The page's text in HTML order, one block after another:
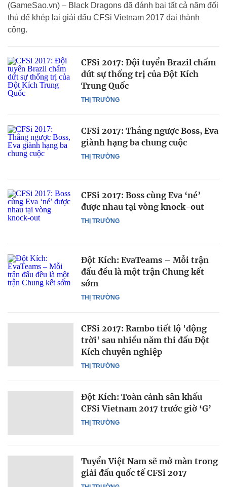
(GameSao.vn) – Black Dragons đã đánh bại tất cả năm đối
thủ để khép lại giải đấu CFSi Vietnam 2017 đại thành
công.
THỊ TRƯỜNG
CFSi 2017: Đội tuyển Brazil chấm
dứt sự thống trị của Đột Kích
Trung Quốc
THỊ TRƯỜNG
CFSi 2017: Thắng ngược Boss, Eva
giành hạng ba chung cuộc
THỊ TRƯỜNG
CFSi 2017: Boss cùng Eva ‘né’
được nhau tại vòng knock-out
THỊ TRƯỜNG
Đột Kích: EvaTeams – Mỗi trận
đấu đều là một trận Chung kết
sớm
THỊ TRƯỜNG
CFSi 2017: Rambo tiết lộ 'động
trời' sau nhiều năm thi đấu Đột
Kích chuyên nghiệp
THỊ TRƯỜNG
Đột Kích: Toàn cảnh sân khấu
CFSi Vietnam 2017 trước giờ ‘G’
Tuyển Việt Nam sẽ mở màn trong
giải đấu quốc tế CFSi 2017